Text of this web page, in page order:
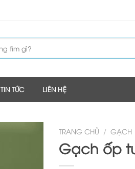
TIN TỨC LIÊN HỆ
TRANG CHỦ / GẠCH
Gạch ốp